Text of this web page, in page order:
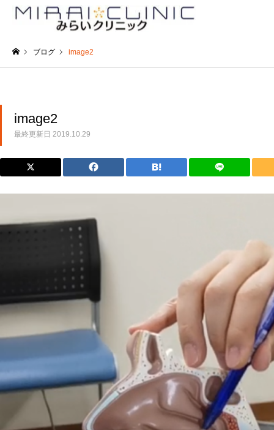
ブログ image2
image2
最終更新日 2019.10.29